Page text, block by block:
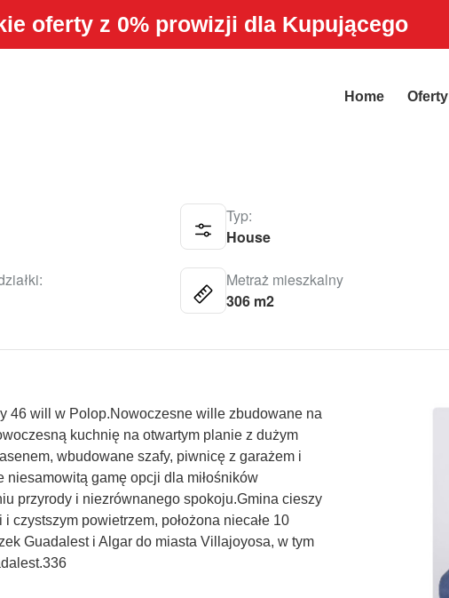
oferty z 0% prowizji dla Kupującego
Home Oferty
Typ:
House
Metraż mieszkalny
306 m2
46 will w Polop.Nowoczesne wille zbudowane na
kuchnię na otwartym planie z dużym
wbudowane szafy, piwnicę z garażem i
gamę opcji dla miłośników
przyrody i niezrównanego spokoju.Gmina cieszy
powietrzem, położona niecałe 10
Guadalest i Algar do miasta Villajoyosa, w tym